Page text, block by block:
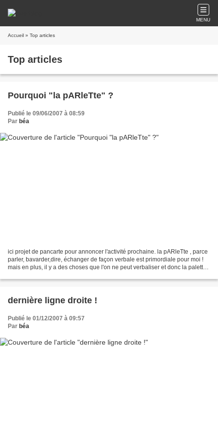
MENU
Accueil » Top articles
Top articles
Pourquoi "la pARleTte" ?
Publié le 09/06/2007 à 08:59
Par béa
ici projet de pancarte pour annoncer l'activité prochaine. la pARleTte , parce
parler, bavarder,dire, échanger de façon verbale est primordiale pour moi !
mais en plus, il y a des choses que l'on ne peut verbaliser et donc la palette
dernière ligne droite !
Publié le 01/12/2007 à 09:57
Par béa